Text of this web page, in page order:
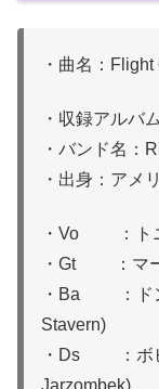
・曲名：
・収録アル
・バンド名：
・出身：アメ
・Vo ：トニ
・Gt ：マー
・Ba ：ドン
Stavern)
・Ds ：ボビ